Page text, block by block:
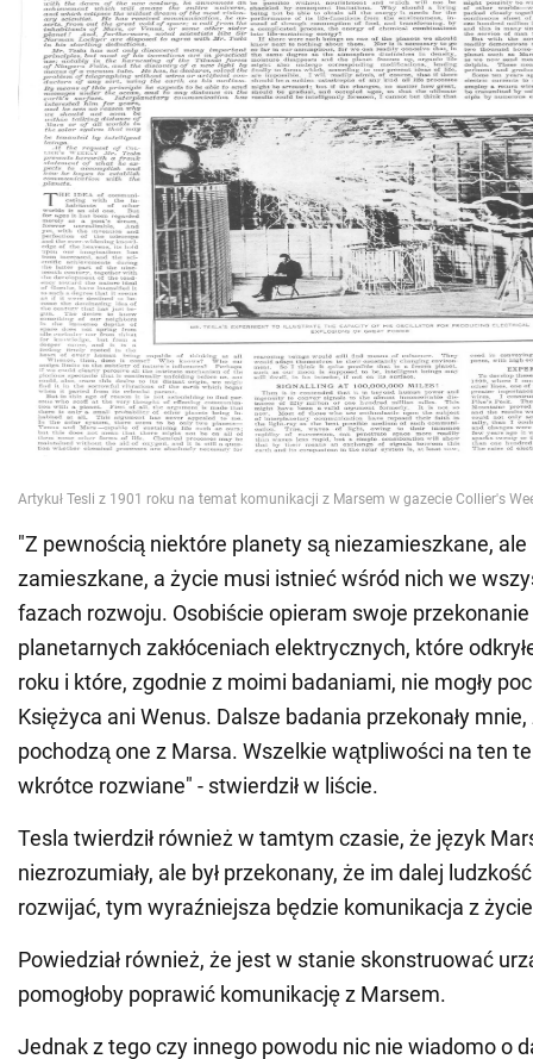
"Z pewnością niektóre planety są niezamieszkane, ale
zamieszkane, a życie musi istnieć wśród nich we
fazach rozwoju. Osobiście opieram swoje przekonanie
planetarnych zakłóceniach elektrycznych, które
roku i które, zgodnie z moimi badaniami, nie mogły
Księżyca ani Wenus. Dalsze badania przekonały
pochodzą one z Marsa. Wszelkie wątpliwości na ten
wkrótce rozwiane" - stwierdził w liście.
Tesla twierdził również w tamtym czasie, że język
niezrozumiały, ale był przekonany, że im dalej
rozwijać, tym wyraźniejsza będzie komunikacja z
Powiedział również, że jest w stanie skonstruować
pomogłoby poprawić komunikację z Marsem.
Jednak z tego czy innego powodu nic nie wiadomo o